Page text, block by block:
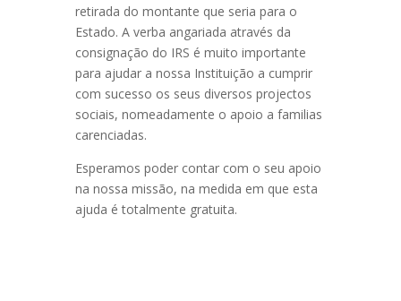
retirada do montante que seria para o
Estado. A verba angariada através da
consignação do IRS é muito importante
para ajudar a nossa Instituição a cumprir
com sucesso os seus diversos projectos
sociais, nomeadamente o apoio a familias
carenciadas.
Esperamos poder contar com o seu apoio
na nossa missão, na medida em que esta
ajuda é totalmente gratuita.